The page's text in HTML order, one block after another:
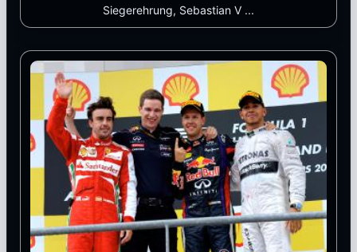
Siegerehrung, Sebastian V ...